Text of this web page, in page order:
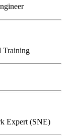
Training
Expert (SNE)